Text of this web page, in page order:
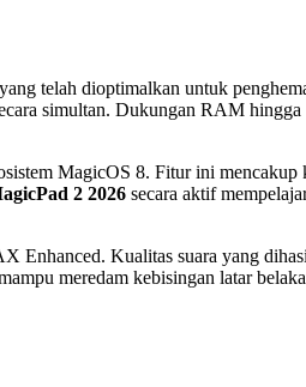
telah dioptimalkan untuk
simultan. Dukungan RAM
MagicOS 8. Fitur ini mencakup
2 2026 secara aktif
Kualitas suara yang
meredam kebisingan latar